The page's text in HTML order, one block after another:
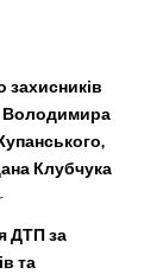
захисників
Володимира
Клубчука
ДТП за
та